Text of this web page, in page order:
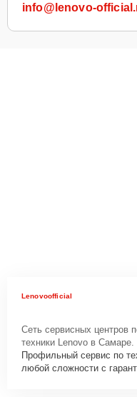
info@lenovo-
Lenovoofficial
Сеть сервисных центров
техники Lenovo в Самаре.
Профильный сервис по
любой сложности с